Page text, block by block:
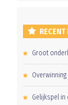
Groot
Gelijkspel